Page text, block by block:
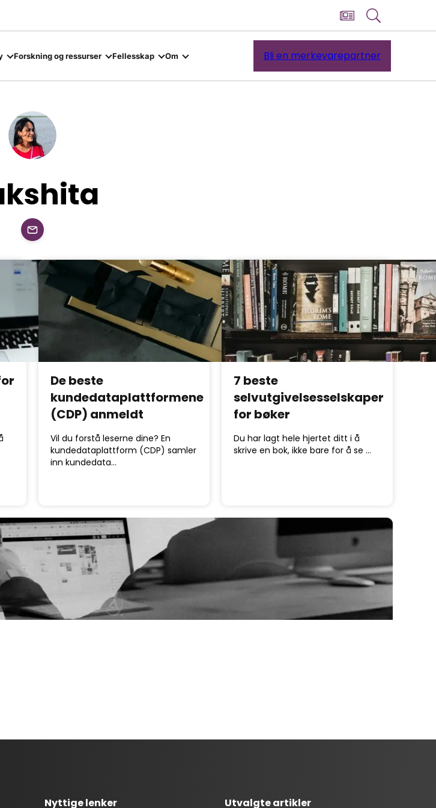
Forskning og ressurser Fellesskap Om Bli en merkevarepartner
De beste
kundedataplattformene
(CDP) anmeldt
Vil du forstå leserne dine? En
kundedataplattform (CDP) samler
inn kundedata…
7 beste
selvutgivelsesselskaper
for bøker
Du har lagt hele hjertet ditt i å
skrive en bok, ikke bare for å se …
Nyttige lenker Utvalgte artikler